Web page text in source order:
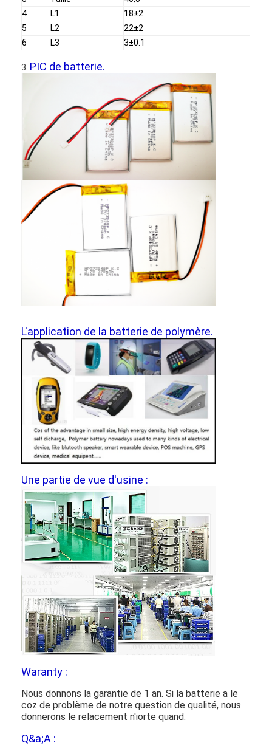
piles rechargeables NiCd
Chargeur de batterie LCD
NiCd batteries rechargeables
packs de batteries au lithium ionique
batterie rechargeable de lae de poche
batterie d'éclairage de secours
Batterie de Li Mno2
Batterie de Li Socl2
Batterie au lithium primaire
batterie de voiture hybride
4
L1
18±2
5
L2
22±2
6
L3 3±0.1
3. PIC de batterie.
L'application de la batterie de polymère.
Une partie de vue d'usine :
Waranty :
Nous donnons la garantie de 1 an. Si la batterie a le
coz de problème de notre question de qualité, nous
donnerons le relacement n'iorte quand.
Q&a;A :